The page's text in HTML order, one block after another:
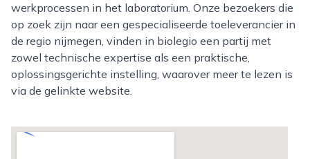
werkprocessen in het laboratorium. Onze bezoekers die
op zoek zijn naar een gespecialiseerde toeleverancier in
de regio nijmegen, vinden in biolegio een partij met
zowel technische expertise als een praktische,
oplossingsgerichte instelling, waarover meer te lezen is
via de gelinkte website.